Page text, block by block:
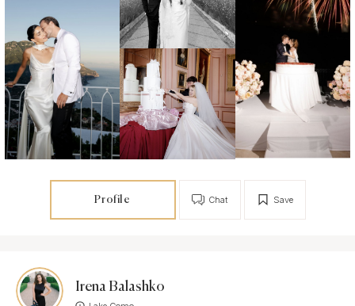
Profile Save
Chat
Irena Balashko